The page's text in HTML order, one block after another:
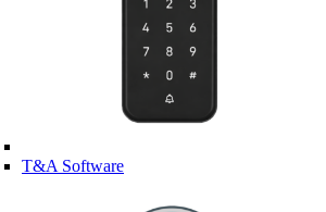
T&A Software